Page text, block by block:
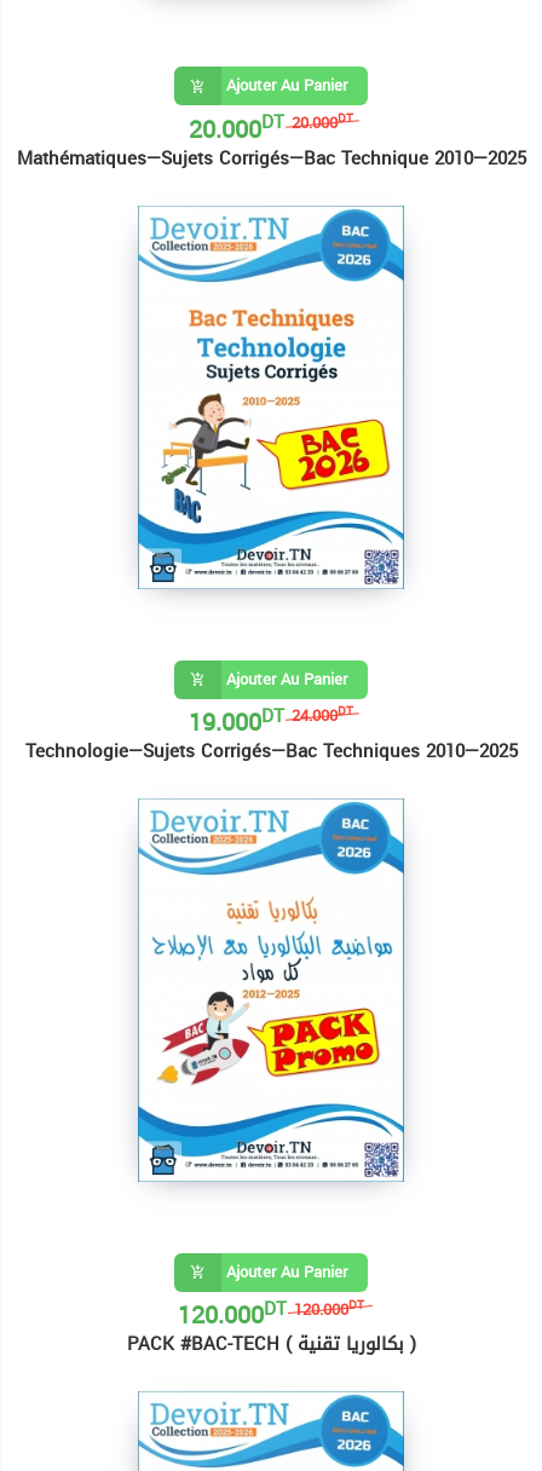
Ajouter Au Panier
20.000DT
20.000DT
Mathématiques—Sujets Corrigés—Bac Technique 2010—2025
Ajouter Au Panier
24.000DT
19.000DT
Technologie—Sujets Corrigés—Bac Techniques 2010—2025
Ajouter Au Panier
120.000DT
120.000DT
PACK #BAC-TECH ( بكالوريا تقنية )